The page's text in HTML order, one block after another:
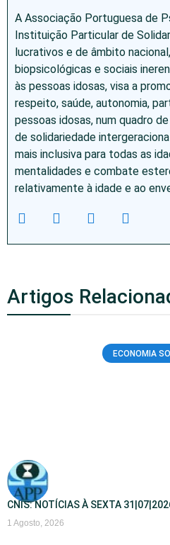
A Associação Portuguesa de
Instituição Particular de
lucrativos e de âmbito
biopsicológicas e sociais
às pessoas idosas, visa a
respeito, saúde, autonomia,
pessoas idosas, num quadro
de solidariedade
mais inclusiva para todas as
mentalidades e combate
relativamente à idade e ao
Artigos
ECONOMIA
CNIS: NOTÍCIAS À SEXTA
1 Agosto, 2026